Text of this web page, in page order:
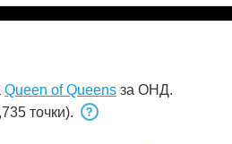
Queen of Queens за ОНД.
точки).